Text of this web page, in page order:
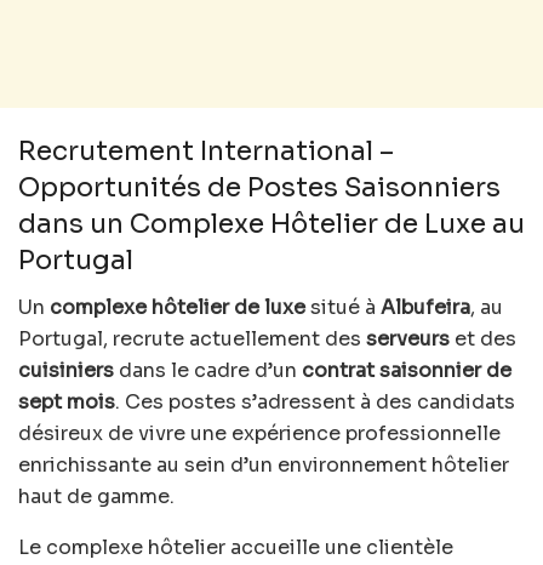
Recrutement International –
Opportunités de Postes Saisonniers
dans un Complexe Hôtelier de Luxe au
Portugal
Un complexe hôtelier de luxesitué à Albufeira, au
Portugal, recrute actuellement des serveurs et des
cuisiniers dans le cadre d’un contrat saisonnier de
sept mois. Ces postes s’adressent à des candidats
désireux de vivre une expérience professionnelle
enrichissante au sein d’un environnement hôtelier
haut de gamme.
Le complexe hôtelier accueille une clientèle